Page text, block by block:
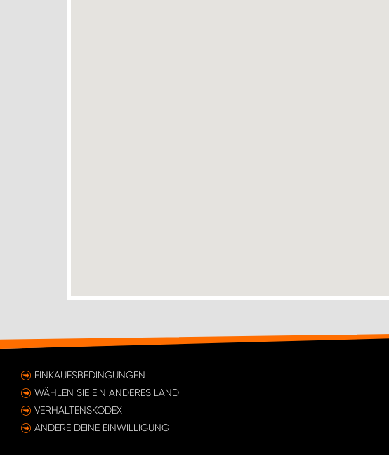
EINKAUFSBEDINGUNGEN
WÄHLEN SIE EIN ANDERES LAND
VERHALTENSKODEX
ÄNDERE DEINE EINWILLIGUNG